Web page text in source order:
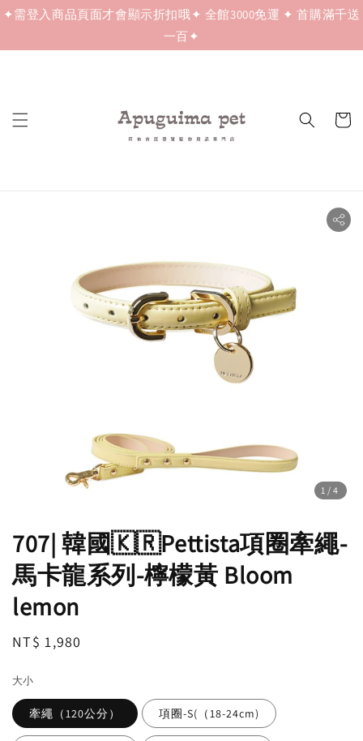
✦需登入商品頁面才會顯示折扣哦✦ 全館3000免運 ✦ 首購滿千送
一百✦
1 /4
707| 韓國🇰🇷Pettista項圈牽繩-
馬卡龍系列-檸檬黃 Bloom
lemon
Regular
NT$ 1,980
大小
牽繩（120公分） 項圈-S(（18-24cm)